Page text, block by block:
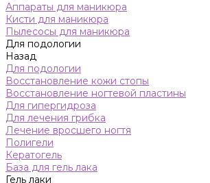
Аппараты для маникюра
Кисти для маникюра
Пылесосы для маникюра
Для подологии
Назад
Для подологии
Восстановление кожи стопы
Восстановление ногтевой пластины
Для гипергидроза
Для лечения грибка
Лечение вросшего ногтя
Полигели
Кератогель
База для гель лака
Гель лаки